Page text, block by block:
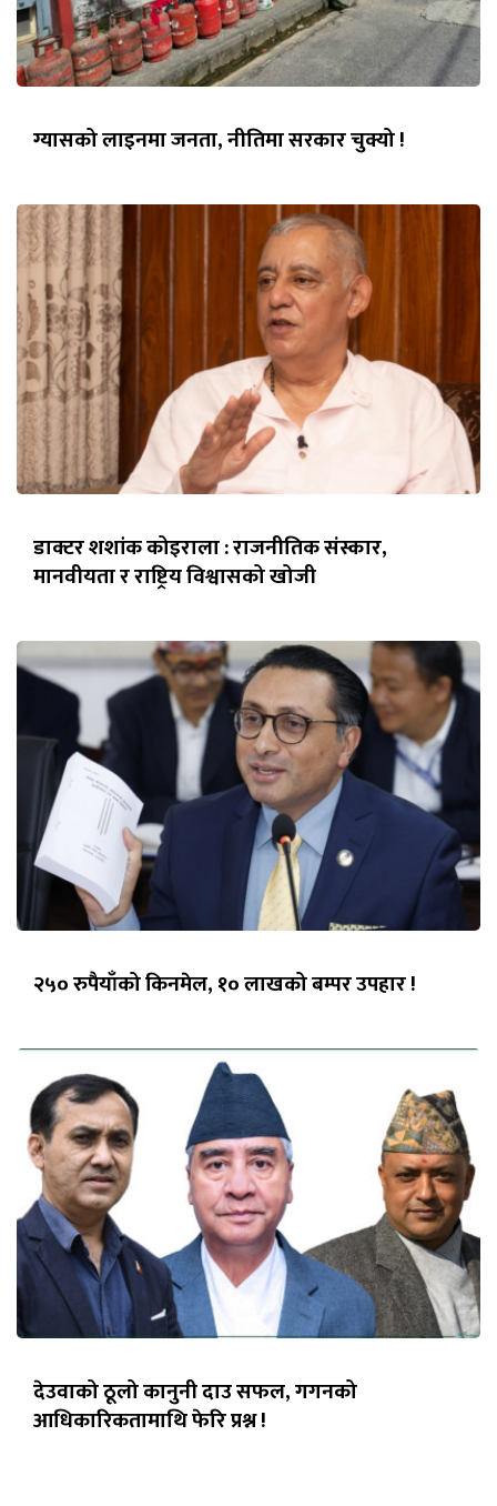
ग्यासको लाइनमा जनता, नीतिमा सरकार चुक्यो !
डाक्टर शशांक कोइराला : राजनीतिक संस्कार,
मानवीयता र राष्ट्रिय विश्वासको खोजी
२५० रुपैयाँको किनमेल, १० लाखको बम्पर उपहार !
देउवाको ठूलो कानुनी दाउ सफल, गगनको
आधिकारिकतामाथि फेरि प्रश्न !